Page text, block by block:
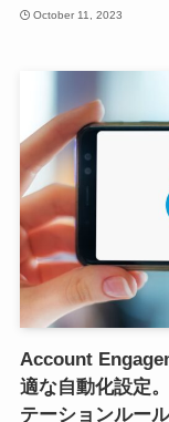
October 11, 2023
Account
適な自動化設定
テーションルー